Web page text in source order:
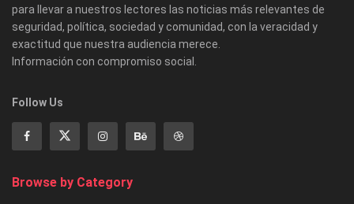
para llevar a nuestros lectores las noticias más relevantes de
seguridad, política, sociedad y comunidad, con la veracidad y
exactitud que nuestra audiencia merece.
Información con compromiso social.
Follow Us
Browse by Category